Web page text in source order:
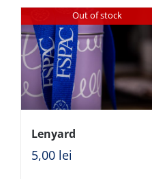
Out of stock
Lenyard
5,00 lei